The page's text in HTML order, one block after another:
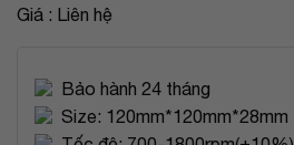
Giá : Liên hệ
Bảo hành 24 tháng
Size: 120mm*120mm*28mm